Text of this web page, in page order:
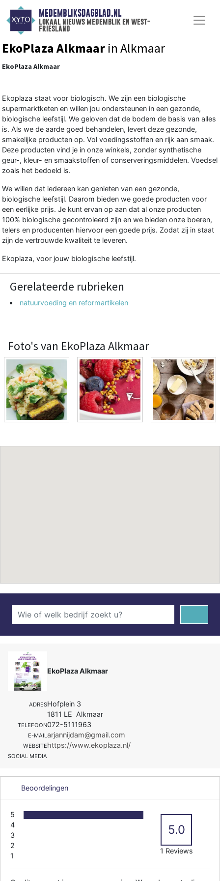
MEDEMBLIKSDAGBLAD.NL
lokaal nieuws medemblik en west-
friesland
EkoPlaza Alkmaar in Alkmaar
EkoPlaza Alkmaar
Ekoplaza staat voor biologisch. We zijn een biologische
supermarktketen en willen jou ondersteunen in een gezonde,
biologische leefstijl. We geloven dat de bodem de basis van alles
is. Als we de aarde goed behandelen, levert deze gezonde,
smakelijke producten op. Vol voedingsstoffen en rijk aan smaak.
Deze producten vind je in onze winkels, zonder synthetische
geur-, kleur- en smaakstoffen of conserveringsmiddelen. Voedsel
zoals het bedoeld is.
We willen dat iedereen kan genieten van een gezonde,
biologische leefstijl. Daarom bieden we goede producten voor
een eerlijke prijs. Je kunt ervan op aan dat al onze producten
100% biologische gecontroleerd zijn en we bieden onze boeren,
telers en producenten hiervoor een goede prijs. Zodat zij in staat
zijn de vertrouwde kwaliteit te leveren.
Ekoplaza, voor jouw biologische leefstijl.
Gerelateerde rubrieken
natuurvoeding en reformartikelen
Foto's van EkoPlaza Alkmaar
EkoPlaza Alkmaar
ADRESHofplein 3
1811 LE Alkmaar
TELEFOON072-5111963
E-MAILarjannijdam@gmail.com
WEBSITEhttps://www.ekoplaza.nl/
SOCIAL MEDIA
Beoordelingen
5
4
3
2
1
5.0
1 Reviews